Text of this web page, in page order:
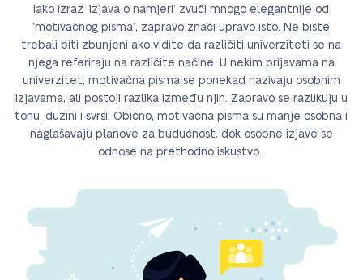
Iako izraz ‘izjava o namjeri’ zvuči mnogo elegantnije od
‘motivačnog pisma’, zapravo znači upravo isto. Ne biste
trebali biti zbunjeni ako vidite da različiti univerziteti se na
njega referiraju na različite načine. U nekim prijavama na
univerzitet, motivačna pisma se ponekad nazivaju osobnim
izjavama, ali postoji razlika između njih. Zapravo se razlikuju u
tonu, dužini i svrsi. Obično, motivačna pisma su manje osobna i
naglašavaju planove za budućnost, dok osobne izjave se
odnose na prethodno iskustvo.